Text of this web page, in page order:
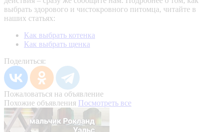
выбрать здорового и чистокровного питомца, читайте в
наших статьях:
Как выбрать котенка
Как выбрать щенка
Поделиться:
Пожаловаться на объявление
Похожие объявления Посмотреть все